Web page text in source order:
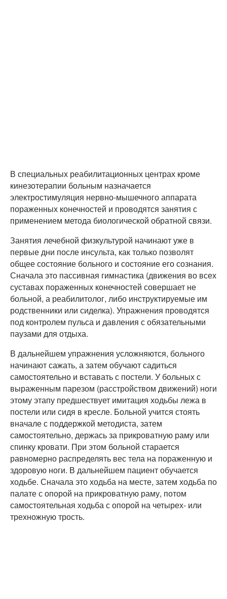
В специальных реабилитационных центрах кроме
кинезотерапии больным назначается
электростимуляция нервно-мышечного аппарата
пораженных конечностей и проводятся занятия с
применением метода биологической обратной связи.
Занятия лечебной физкультурой начинают уже в
первые дни после инсульта, как только позволят
общее состояние больного и состояние его сознания.
Сначала это пассивная гимнастика (движения во всех
суставах пораженных конечностей совершает не
больной, а реабилитолог, либо инструктируемые им
родственники или сиделка). Упражнения проводятся
под контролем пульса и давления с обязательными
паузами для отдыха.
В дальнейшем упражнения усложняются, больного
начинают сажать, а затем обучают садиться
самостоятельно и вставать с постели. У больных с
выраженным парезом (расстройством движений) ноги
этому этапу предшествует имитация ходьбы лежа в
постели или сидя в кресле. Больной учится стоять
вначале с поддержкой методиста, затем
самостоятельно, держась за прикроватную раму или
спинку кровати. При этом больной старается
равномерно распределять вес тела на пораженную и
здоровую ноги. В дальнейшем пациент обучается
ходьбе. Сначала это ходьба на месте, затем ходьба по
палате с опорой на прикроватную раму, потом
самостоятельная ходьба с опорой на четырех- или
трехножную трость.